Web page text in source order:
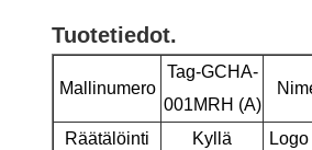
Tuotetiedot.
Mallinumero
Tag-GCHA-
001MRH (A)
Räätälöinti
Kyllä